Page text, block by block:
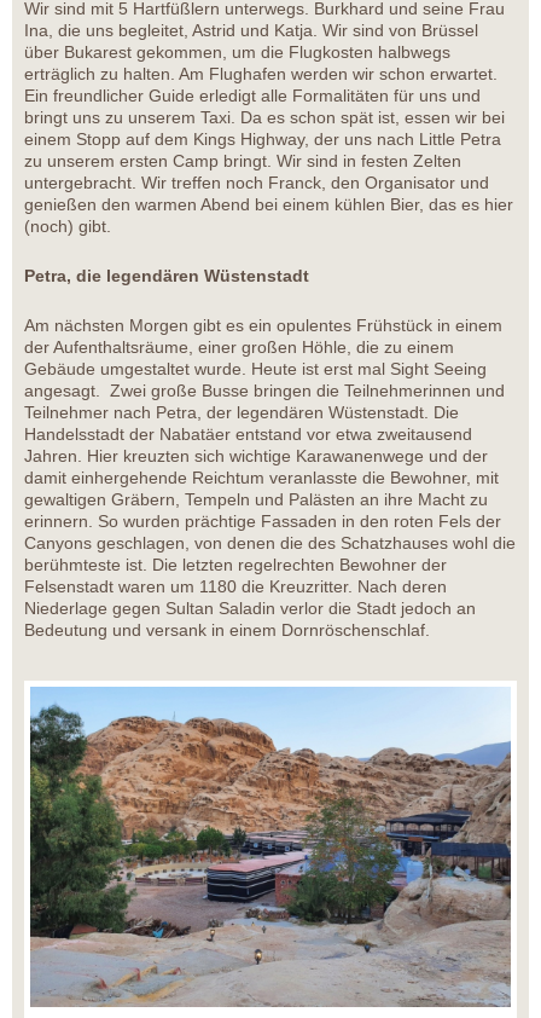
Wir sind mit 5 Hartfüßlern unterwegs. Burkhard und seine Frau
Ina, die uns begleitet, Astrid und Katja. Wir sind von Brüssel
über Bukarest gekommen, um die Flugkosten halbwegs
erträglich zu halten. Am Flughafen werden wir schon erwartet.
Ein freundlicher Guide erledigt alle Formalitäten für uns und
bringt uns zu unserem Taxi. Da es schon spät ist, essen wir bei
einem Stopp auf dem Kings Highway, der uns nach Little Petra
zu unserem ersten Camp bringt. Wir sind in festen Zelten
untergebracht. Wir treffen noch Franck, den Organisator und
genießen den warmen Abend bei einem kühlen Bier, das es hier
(noch) gibt.
Petra, die legendären Wüstenstadt
Am nächsten Morgen gibt es ein opulentes Frühstück in einem
der Aufenthaltsräume, einer großen Höhle, die zu einem
Gebäude umgestaltet wurde. Heute ist erst mal Sight Seeing
angesagt. Zwei große Busse bringen die Teilnehmerinnen und
Teilnehmer nach Petra, der legendären Wüstenstadt. Die
Handelsstadt der Nabatäer entstand vor etwa zweitausend
Jahren. Hier kreuzten sich wichtige Karawanenwege und der
damit einhergehende Reichtum veranlasste die Bewohner, mit
gewaltigen Gräbern, Tempeln und Palästen an ihre Macht zu
erinnern. So wurden prächtige Fassaden in den roten Fels der
Canyons geschlagen, von denen die des Schatzhauses wohl die
berühmteste ist. Die letzten regelrechten Bewohner der
Felsenstadt waren um 1180 die Kreuzritter. Nach deren
Niederlage gegen Sultan Saladin verlor die Stadt jedoch an
Bedeutung und versank in einem Dornröschenschlaf.